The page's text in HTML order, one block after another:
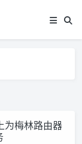
为梅林路由器